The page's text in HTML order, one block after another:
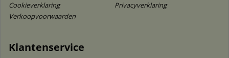
Cookieverklaring
Privacyverklaring
Verkoopvoorwaarden
Klantenservice